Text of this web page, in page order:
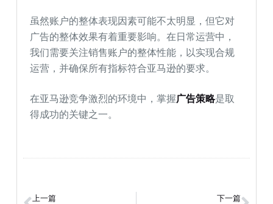
虽然账户的整体表现因素可能不太明显，但它对
广告的整体效果有着重要影响。在日常运营中，
我们需要关注销售账户的整体性能，以实现合规
运营，并确保所有指标符合亚马逊的要求。
在亚马逊竞争激烈的环境中，掌握广告策略是取
得成功的关键之一。
上一篇 下一篇